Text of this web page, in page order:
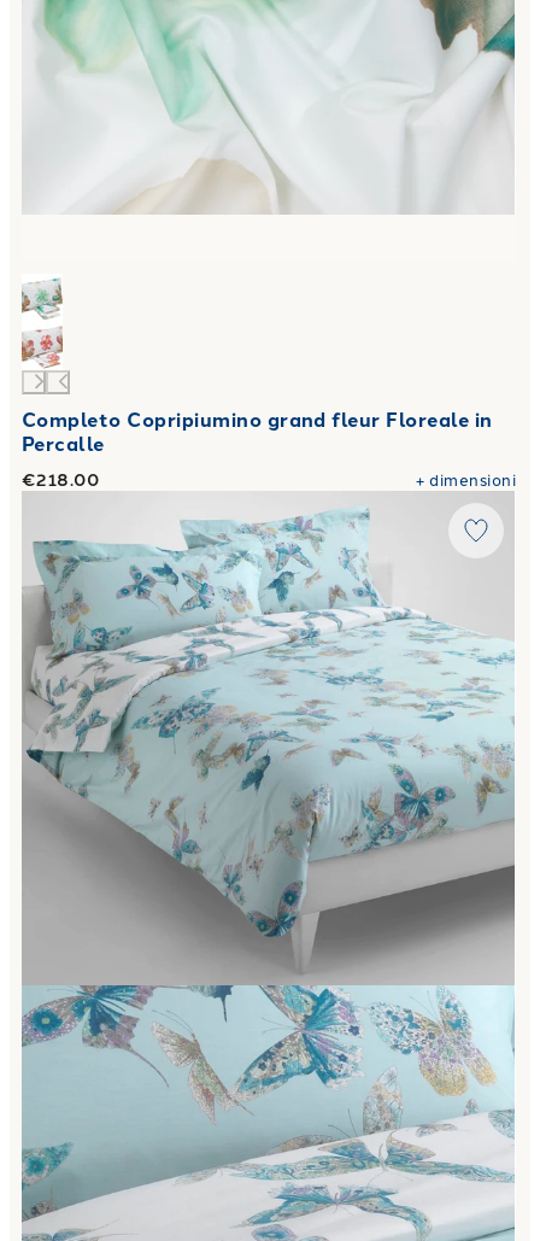
Completo Copripiumino grand fleur Floreale in
Percalle
€218.00 +dimensioni
Completo Copripiumino butterfly Moderno in